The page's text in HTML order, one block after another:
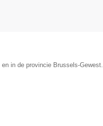
in de provincie Brussels-Gewest.